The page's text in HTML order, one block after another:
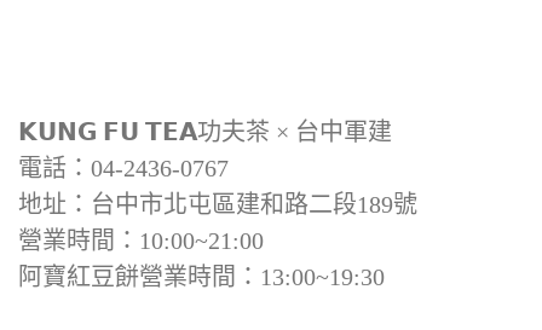
𝗞𝗨𝗡𝗚 𝗙𝗨 𝗧𝗘𝗔功夫茶 × 台中軍建
電話：04-2436-0767
地址：台中市北屯區建和路二段189號
營業時間：10:00~21:00
阿寶紅豆餅營業時間：13:00~19:30